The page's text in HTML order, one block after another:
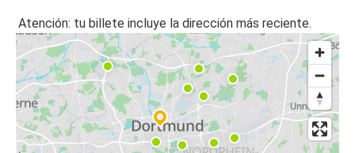
Atención: tu billete incluye la dirección más reciente.